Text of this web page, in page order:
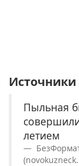
Источники
Пыльная
летием